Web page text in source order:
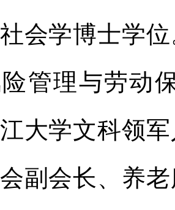
会学博士学
管理与劳动
大学文科领
副会长、养